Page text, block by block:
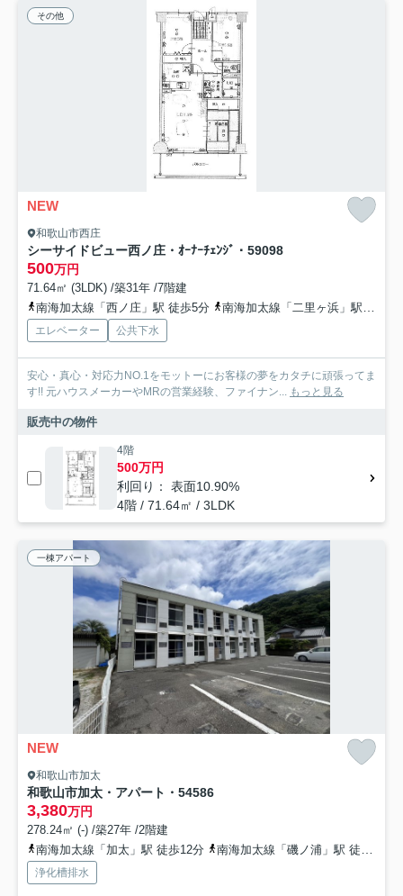
その他
NEW
和歌山市西庄
シーサイドビュー西ノ庄・ｵｰﾅｰﾁｪﾝｼﾞ・59098
500万円
71.64㎡ (3LDK) /築31年 /7階建
南海加太線「西ノ庄」駅 徒歩5分
南海加太線「二里ヶ浜」駅 徒歩9分
エレベーター 公共下水
安心・真心・対応力NO.1をモットーにお客様の夢をカタチに頑張ってま
す!! 元ハウスメーカーやMRの営業経験、ファイナン...
もっと見る
販売中の物件
4階
500万円
利回り： 表面10.90%
4階 / 71.64㎡ / 3LDK
一棟アパート
NEW
和歌山市加太
和歌山市加太・アパート・54586
3,380万円
278.24㎡ (-) /築27年 /2階建
南海加太線「加太」駅 徒歩12分
南海加太線「磯ノ浦」駅 徒歩47分
浄化槽排水